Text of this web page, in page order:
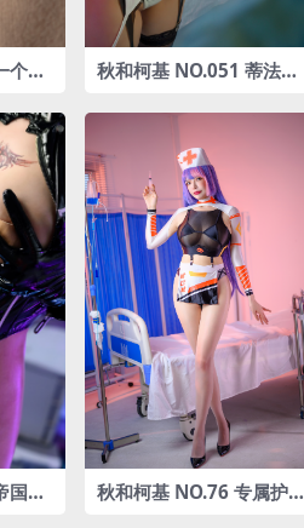
个nt
秋和柯基 NO.051 蒂法护
国通
秋和柯基 NO.76 专属护士